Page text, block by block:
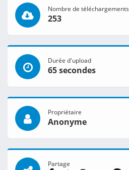
Nombre de téléchargements
253
Durée d'upload
65 secondes
Propriétaire
Anonyme
Partage